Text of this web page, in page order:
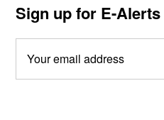
Sign up for E-Alerts